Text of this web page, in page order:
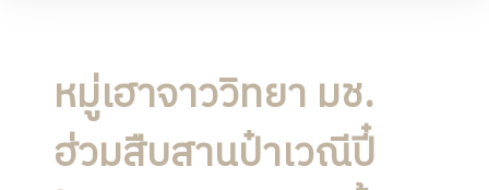
หมู่เฮาจาววิทยา มช.
ฮ่วมสืบสานป๋าเวณีปี๋